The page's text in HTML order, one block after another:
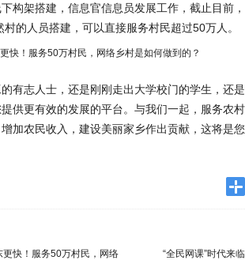
构架搭建，信息官信息员发展工作，截止目前
的人员搭建，可以直接服务村民超过50万人。
有志人士，还是刚刚走出大学校门的学生，还
供更有效的发展的平台。与我们一起，服务农
加农民收入，建设美丽家乡作出贡献，这将是
更快！服务50万村民，网络 “全民网课”时代来